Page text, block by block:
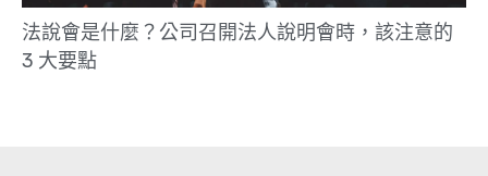
法說會是什麼？公司召開法人說明會時，該注意的
3 大要點